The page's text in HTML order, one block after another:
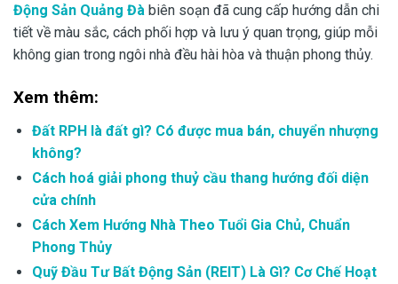
Động Sản Quảng Đà biên soạn đã cung cấp hướng dẫn chi
tiết về màu sắc, cách phối hợp và lưu ý quan trọng, giúp mỗi
không gian trong ngôi nhà đều hài hòa và thuận phong thủy.
Xem thêm:
Đất RPH là đất gì? Có được mua bán, chuyển nhượng
không?
Cách hoá giải phong thuỷ cầu thang hướng đối diện
cửa chính
Cách Xem Hướng Nhà Theo Tuổi Gia Chủ, Chuẩn
Phong Thủy
Quỹ Đầu Tư Bất Động Sản (REIT) Là Gì? Cơ Chế Hoạt